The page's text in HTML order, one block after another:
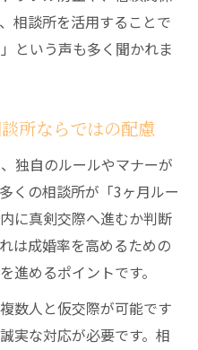
相談所を活用することで
という声も多く聞かれま
所ならではの配慮
独自のルールやマナーが
くの相談所が「3ヶ月ルー
に真剣交際へ進むか判断
は成婚率を高めるための
進めるポイントです。
数人と仮交際が可能です
実な対応が必要です。相